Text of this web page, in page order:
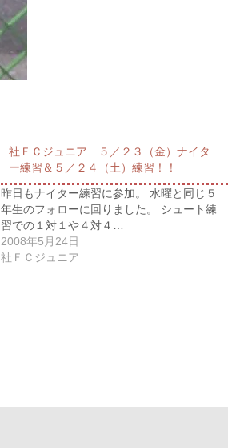
社ＦＣジュニア ５／２３（金）ナイタ
ー練習＆５／２４（土）練習！！
昨日もナイター練習に参加。 水曜と同じ５
年生のフォローに回りました。 シュート練
習での１対１や４対４…
2008年5月24日
社ＦＣジュニア